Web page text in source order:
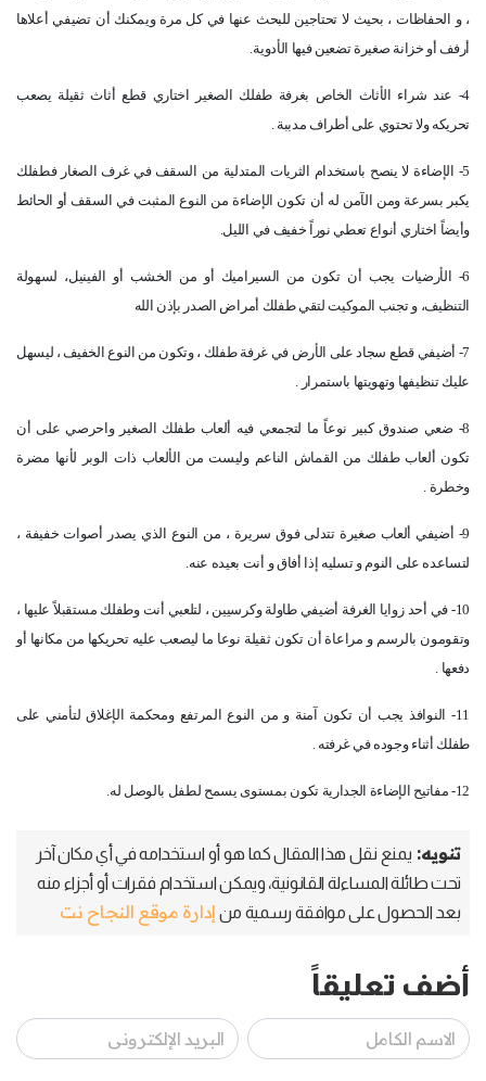
، و الحفاظات ، بحيث لا تحتاجين للبحث عنها في كل مرة ويمكنك أن تضيفي أعلاها
أرفف أو خزانة صغيرة تضعين فيها الأدوية.
4- عند شراء الأثاث الخاص بغرفة طفلك الصغير اختاري قطع أثاث ثقيلة يصعب
تحريكه ولا تحتوي على أطراف مدببة .
5- الإضاءة لا ينصح باستخدام الثريات المتدلية من السقف في غرف الصغار فطفلك
يكبر بسرعة ومن الآمن له أن تكون الإضاءة من النوع المثبت في السقف أو الحائط
وأيضاً اختاري أنواع تعطي نوراً خفيف في الليل.
6- الأرضيات يجب أن تكون من السيراميك أو من الخشب أو الفينيل، لسهولة
التنظيف، و تجنب الموكيت لتقي طفلك أمراض الصدر بإذن الله
7- أضيفي قطع سجاد على الأرض في غرفة طفلك ، وتكون من النوع الخفيف ، ليسهل
عليك تنظيفها وتهويتها باستمرار .
8- ضعي صندوق كبير نوعاً ما لتجمعي فيه ألعاب طفلك الصغير واحرصي على أن
تكون ألعاب طفلك من القماش الناعم وليست من الألعاب ذات الوبر لأنها مضرة
وخطرة .
9- أضيفي ألعاب صغيرة تتدلى فوق سريرة ، من النوع الذي يصدر أصوات خفيفة ،
لتساعده على النوم و تسليه إذا أفاق و أنت بعيده عنه.
10- في أحد زوايا الغرفة أضيفي طاولة وكرسيين ، لتلعبي أنت وطفلك مستقبلاً عليها ،
وتقومون بالرسم و مراعاة أن تكون ثقيلة نوعا ما ليصعب عليه تحريكها من مكانها أو
دفعها .
11- النوافذ يجب أن تكون آمنة و من النوع المرتفع ومحكمة الإغلاق لتأمني على
طفلك أثناء وجوده في غرفته .
12- مفاتيح الإضاءة الجدارية تكون بمستوى يسمح لطفل بالوصل له.
تنويه: يمنع نقل هذا المقال كما هو أو استخدامه في أي مكان آخر
تحت طائلة المساءلة القانونية، ويمكن استخدام فقرات أو أجزاء منه
بعد الحصول على موافقة رسمية من إدارة موقع النجاح نت
أضف تعليقاً